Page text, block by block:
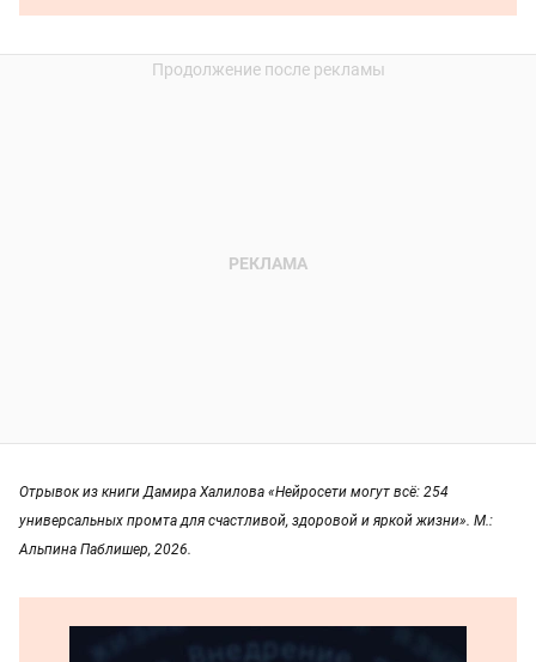
Отрывок из книги Дамира Халилова «Нейросети могут всё: 254
универсальных промта для счастливой, здоровой и яркой жизни». М.:
Альпина Паблишер, 2026.